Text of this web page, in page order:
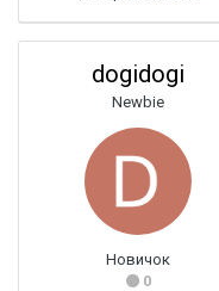
dogidogi
Newbie
Новичок
0